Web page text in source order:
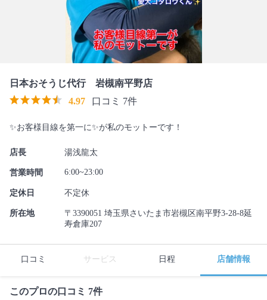
日本おそうじ代行 岩槻南平野店
4.97
口コミ 7件
✨お客様目線を第一に✨が私のモットーです！
店長 湯浅龍太
営業時間 6:00~23:00
定休日 不定休
所在地
〒3390051 埼玉県さいたま市岩槻区南平野3-28-8延
寿倉庫207
口コミ サービス 日程 店舗情報
このプロの口コミ 7件